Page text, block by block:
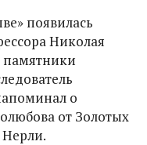
появилась
Николая
памятники
о
от Золотых